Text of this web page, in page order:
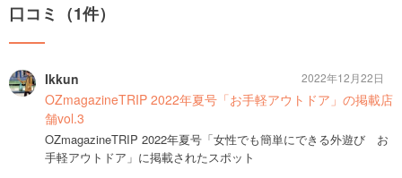
口コミ（1件）
Ikkun
OZmagazineTRIP 2022年夏号「お手軽アウトドア」の掲載店
舗vol.3
OZmagazineTRIP 2022年夏号「女性でも簡単にできる外遊び お
手軽アウトドア」に掲載されたスポット
2022年12月22日